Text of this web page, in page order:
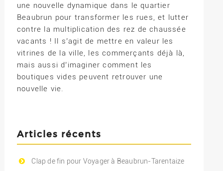
une nouvelle dynamique dans le quartier
Beaubrun pour transformer les rues, et lutter
contre la multiplication des rez de chaussée
vacants ! Il s’agit de mettre en valeur les
vitrines de la ville, les commerçants déjà là,
mais aussi d’imaginer comment les
boutiques vides peuvent retrouver une
nouvelle vie.
Articles récents
Clap de fin pour Voyager à Beaubrun-Tarentaize